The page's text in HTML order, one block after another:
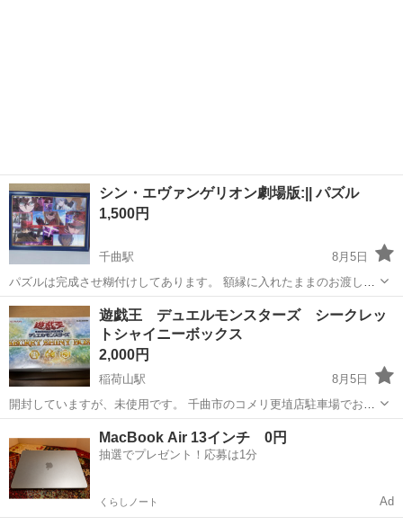
シン・エヴァンゲリオン劇場版:|| パズル
1,500円
千曲駅
8月5日
パズルは完成させ糊付けしてあります。 額縁に入れたままのお渡しで
す。 パズルも額縁もおもちゃ屋のパズルコーナーで買いました。 額縁
の大きさは縦30、横42です。 額縁側面や角等にスレ、剥がれ、欠け、
傷などあります。 裏の厚紙...
長野 千曲市 千曲駅
遊戯王 デュエルモンスターズ シークレッ
トシャイニーボックス
2,000円
稲荷山駅
8月5日
開封していますが、未使用です。 千曲市のコメリ更埴店駐車場でお取
り引き希望です。
パズル 遊戯王
MacBook Air 13インチ 0円
抽選でプレゼント！応募は1分
くらしノート Ad